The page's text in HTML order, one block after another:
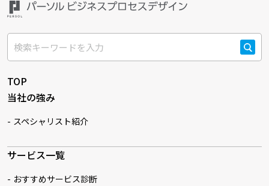
検索
TOP
当社の強み
スペシャリスト紹介
サービス一覧
おすすめサービス診断